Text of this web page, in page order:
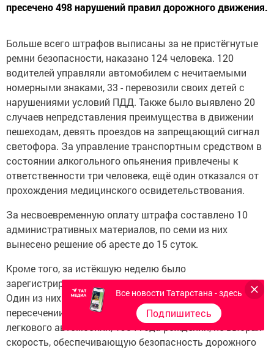
пресечено 498 нарушений правил дорожного движения.
Больше всего штрафов выписаны за не пристёгнутые
ремни безопасности, наказано 124 человека. 120
водителей управляли автомобилем с нечитаемыми
номерными знаками, 33 - перевозили своих детей с
нарушениями условий ПДД. Также было выявлено 20
случаев непредставления преимущества в движении
пешеходам, девять проездов на запрещающий сигнал
светофора. За управление транспортным средством в
состоянии алкогольного опьянения привлечены к
ответственности три человека, ещё один отказался от
прохождения медицинского освидетельствования.
За несвоевременную оплату штрафа составлено 10
административных материалов, по семи из них
вынесено решение об аресте до 15 суток.
Кроме того, за истёкшую неделю было
зарегистрировано 34 ДТП с материальным ущербом.
Один из них произошёл в четыре часа утра на
пересечении улиц 14-ти Павших и Алиша. Водитель
легкового автомобиля, 1984 года рождения, не выбрал
скорость, обеспечивающую безопасность дорожного
Все новости Татарстана - здесь
Подпишитесь